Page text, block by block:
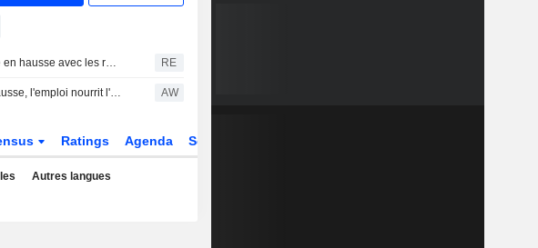
Wall Street ouvre en hausse avec les résultats, le rapport sur l'emploi surprend RE
Wall Street en hausse, l'emploi nourrit l'espoir d'une Fed plus conciliante AW
Ratings Agenda Secteur
Autres langues